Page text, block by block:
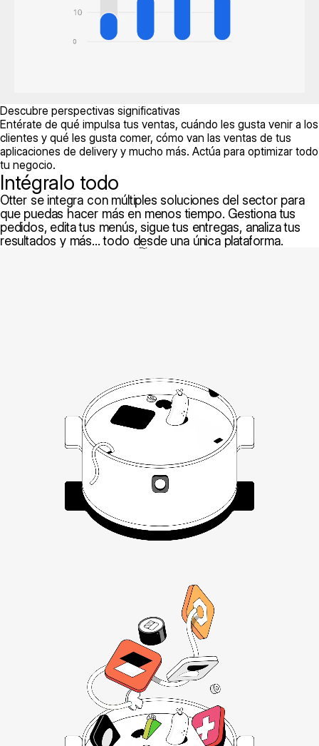
Descubre perspectivas significativas
Entérate de qué impulsa tus ventas, cuándo les gusta venir a los
clientes y qué les gusta comer, cómo van las ventas de tus
aplicaciones de delivery y mucho más. Actúa para optimizar todo
tu negocio.
Intégralo todo
Otter se integra con múltiples soluciones del sector para
que puedas hacer más en menos tiempo. Gestiona tus
pedidos, edita tus menús, sigue tus entregas, analiza tus
resultados y más... todo desde una única plataforma.